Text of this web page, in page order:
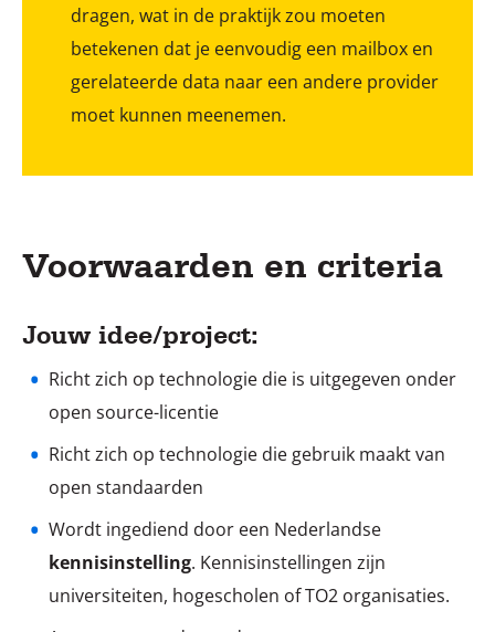
dragen, wat in de praktijk zou moeten
betekenen dat je eenvoudig een mailbox en
gerelateerde data naar een andere provider
moet kunnen meenemen.
Voorwaarden en criteria
Jouw idee/project:
Richt zich op technologie die is uitgegeven onder
open source-licentie
Richt zich op technologie die gebruik maakt van
open standaarden
Wordt ingediend door een Nederlandse
kennisinstelling. Kennisinstellingen zijn
universiteiten, hogescholen of TO2 organisaties.